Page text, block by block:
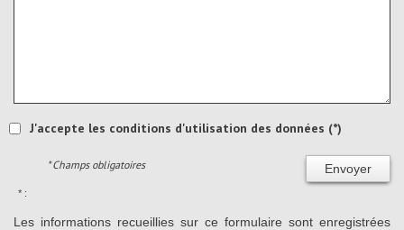
J'accepte les conditions d'utilisation des données (*)
Envoyer
* Champs obligatoires
* :
Les informations recueillies sur ce formulaire sont enregistrées